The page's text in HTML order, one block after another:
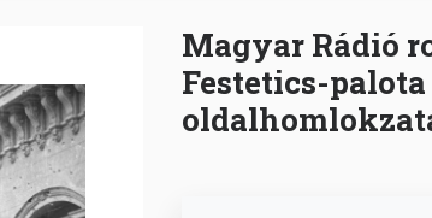
Magyar Rádió
Festetics-palota